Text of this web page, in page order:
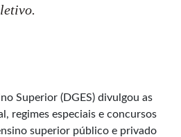
Superior (DGES) divulgou as
regimes especiais e concursos
superior público e privado